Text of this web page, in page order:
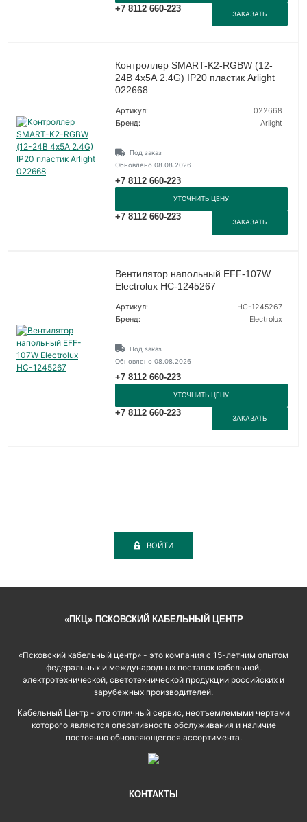
+7 8112 660-223
ЗАКАЗАТЬ
Контроллер SMART-K2-RGBW (12-
24В 4х5А 2.4G) IP20 пластик Arlight
022668
Артикул:
022668
Бренд:
Arlight
Под заказ
Обновлено 08.08.2026
+7 8112 660-223
УТОЧНИТЬ ЦЕНУ
+7 8112 660-223
ЗАКАЗАТЬ
Вентилятор напольный EFF-107W
Electrolux НС-1245267
Артикул:
НС-1245267
Бренд:
Electrolux
Под заказ
Обновлено 08.08.2026
+7 8112 660-223
УТОЧНИТЬ ЦЕНУ
+7 8112 660-223
ЗАКАЗАТЬ
ВОЙТИ
«ПКЦ» ПСКОВСКИЙ КАБЕЛЬНЫЙ ЦЕНТР
«Псковский кабельный центр» - это компания с 15-летним опытом
федеральных и международных поставок кабельной,
электротехнической, светотехнической продукции российских и
зарубежных производителей.
Кабельный Центр - это отличный сервис, неотъемлемыми чертами
которого являются оперативность обслуживания и наличие
постоянно обновляющегося ассортимента.
КОНТАКТЫ